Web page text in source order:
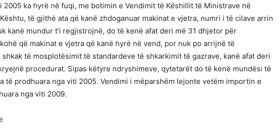
2005 ka hyrë në fuqi, me botimin e Vendimit të Këshillit të Ministrave në
të gjithë ata që kanë zhdoganuar makinat e vjetra, numri i të cilave arrin
kanë mundur t’i regjistrojnë, do të kenë afat deri më 31 dhjetor për
që makinat e vjetra që kanë hyrë në vend, por nuk po arrijnë të
të mosplotësimit të standardeve të shkarkimit të gazrave, kanë afat deri
procedurat. Sipas këtyre ndryshimeve, qytetarët do të kenë mundësi të
të prodhuara nga viti 2005. Vendimi i mëparshëm lejonte vetëm importin e
nga viti 2009.